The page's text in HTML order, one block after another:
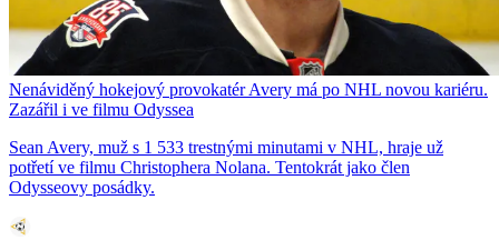
Nenáviděný hokejový provokatér Avery má po NHL novou kariéru.
Zazářil i ve filmu Odyssea
Sean Avery, muž s 1 533 trestnými minutami v NHL, hraje už
potřetí ve filmu Christophera Nolana. Tentokrát jako člen
Odysseovy posádky.